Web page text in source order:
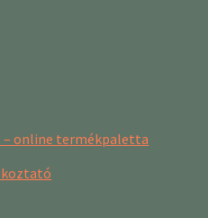
– online termékpaletta